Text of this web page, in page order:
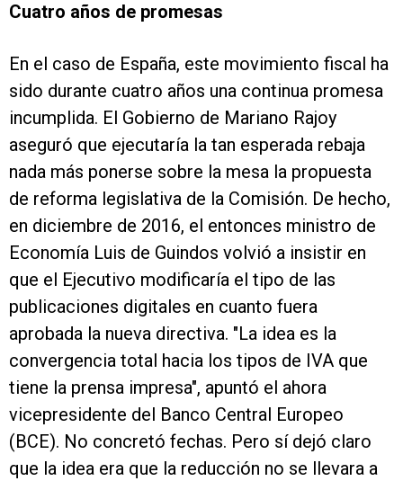
Cuatro años de promesas
En el caso de España, este movimiento fiscal ha
sido durante cuatro años una continua promesa
incumplida. El Gobierno de Mariano Rajoy
aseguró que ejecutaría la tan esperada rebaja
nada más ponerse sobre la mesa la propuesta
de reforma legislativa de la Comisión. De hecho,
en diciembre de 2016, el entonces ministro de
Economía Luis de Guindos volvió a insistir en
que el Ejecutivo modificaría el tipo de las
publicaciones digitales en cuanto fuera
aprobada la nueva directiva. "La idea es la
convergencia total hacia los tipos de IVA que
tiene la prensa impresa", apuntó el ahora
vicepresidente del Banco Central Europeo
(BCE). No concretó fechas. Pero sí dejó claro
que la idea era que la reducción no se llevara a